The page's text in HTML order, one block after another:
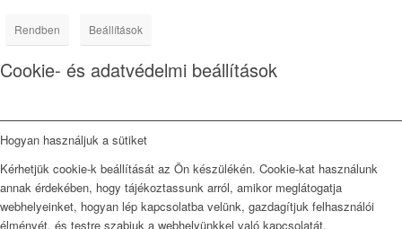
Rendben Beállítások
Cookie- és adatvédelmi beállítások
Hogyan használjuk a sütiket
Kérhetjük cookie-k beállítását az Ön készülékén. Cookie-kat használunk
annak érdekében, hogy tájékoztassunk arról, amikor meglátogatja
webhelyeinket, hogyan lép kapcsolatba velünk, gazdagítjuk felhasználói
élményét, és testre szabjuk a webhelyünkkel való kapcsolatát.